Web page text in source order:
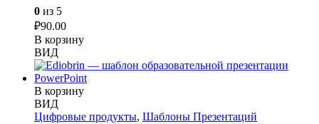
0 из 5
₽90.00
В корзину
ВИД
В корзину
ВИД
Цифровые продукты, Шаблоны Презентаций